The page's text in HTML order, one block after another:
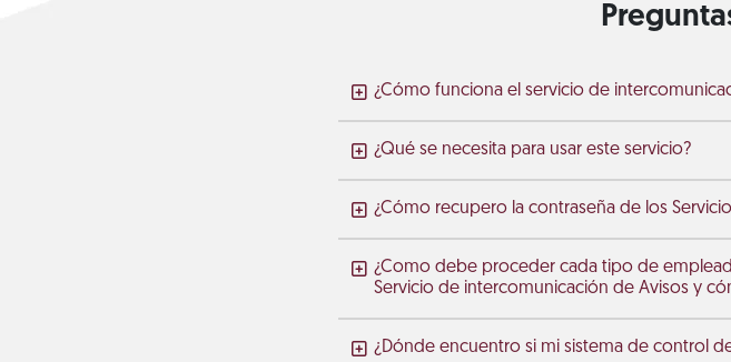
¿Cómo funciona el servicio de
¿Qué se necesita para usar este servicio?
¿Cómo recupero la contraseña de los
¿Como debe proceder cada tipo de
Servicio de intercomunicación de Avisos y
¿Dónde encuentro si mi sistema de control